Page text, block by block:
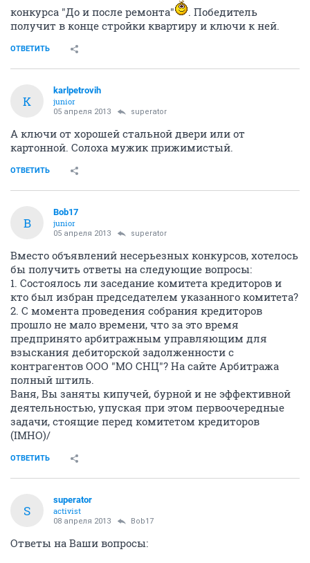
конкурса "До и после ремонта"
. Победитель
получит в конце стройки квартиру и ключи к ней.
ОТВЕТИТЬ
K
karlpetrovih
junior
05 апреля 2013 superator
А ключи от хорошей стальной двери или от
картонной. Солоха мужик прижимистый.
ОТВЕТИТЬ
B
Bob17
junior
05 апреля 2013 superator
Вместо объявлений несерьезных конкурсов, хотелось
бы получить ответы на следующие вопросы:
1. Состоялось ли заседание комитета кредиторов и
кто был избран председателем указанного комитета?
2. С момента проведения собрания кредиторов
прошло не мало времени, что за это время
предпринято арбитражным управляющим для
взыскания дебиторской задолженности с
контрагентов ООО "МО СНЦ"? На сайте Арбитража
полный штиль.
Ваня, Вы заняты кипучей, бурной и не эффективной
деятельностью, упуская при этом первоочередные
задачи, стоящие перед комитетом кредиторов
(IMHO)/
ОТВЕТИТЬ
S
superator
activist
08 апреля 2013 Bob17
Ответы на Ваши вопросы: